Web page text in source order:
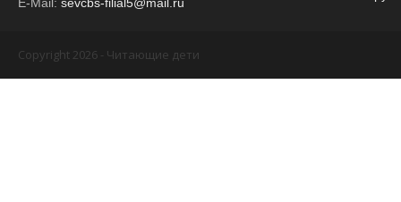
Copyright 2026 - Читающие дети